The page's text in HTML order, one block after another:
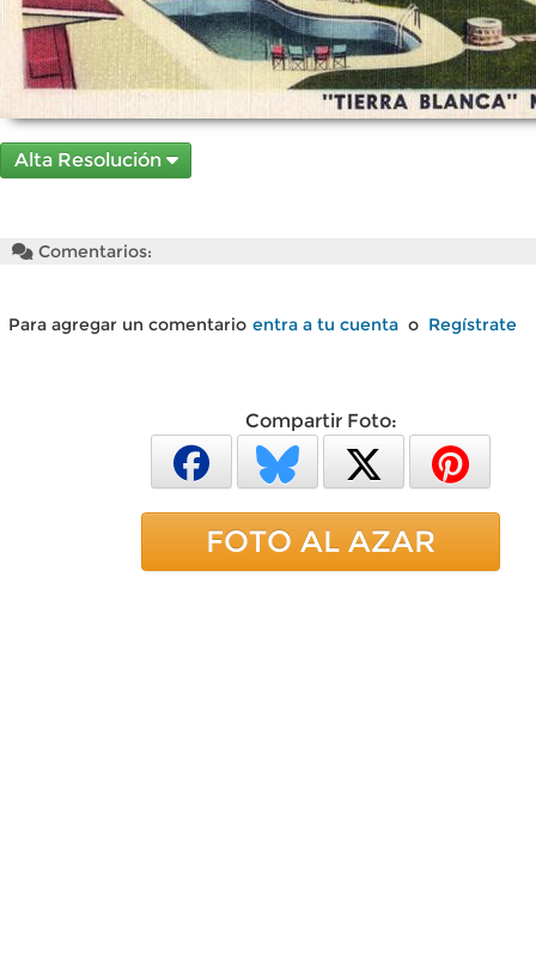
Alta Resolución
Comentarios:
Para agregar un comentario entra a tu cuenta o Regístrate
Compartir Foto:
FOTO AL AZAR